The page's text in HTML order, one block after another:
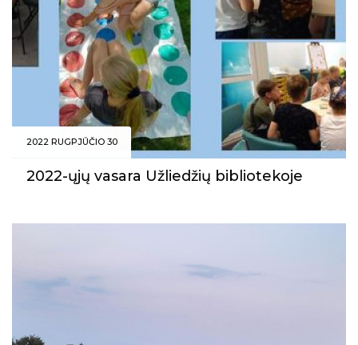
2022 RUGPJŪČIO 30
2022-ųjų vasara Užliedžių bibliotekoje